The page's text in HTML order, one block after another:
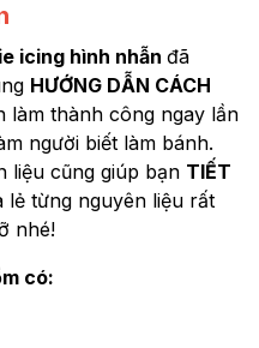
icing hình nhẫn đã
HƯỚNG DẪN CÁCH
làm thành công ngay lần
người biết làm bánh.
liệu cũng giúp bạn TIẾT
lẻ từng nguyên liệu rất
nhé!
có: